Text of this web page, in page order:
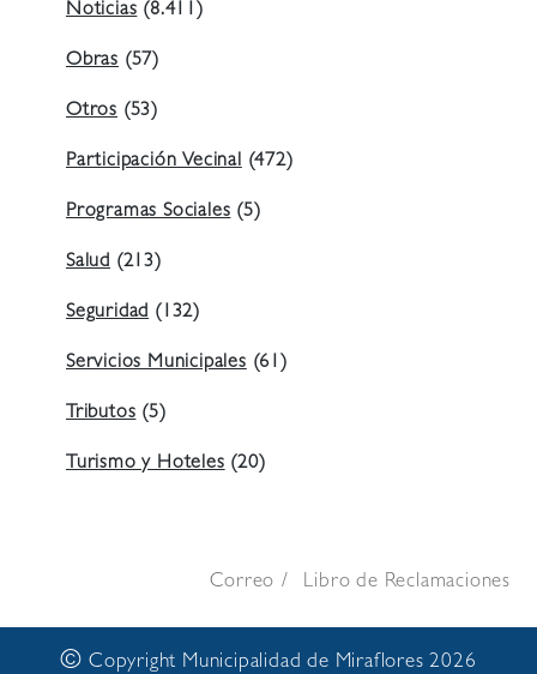
Noticias(8.411)
Obras (57)
Otros (53)
Participación Vecinal(472)
Programas Sociales(5)
Salud (213)
Seguridad(132)
Servicios Municipales(61)
Tributos(5)
Turismo y Hoteles(20)
Correo Libro de Reclamaciones
© Copyright Municipalidad de Miraflores 2026